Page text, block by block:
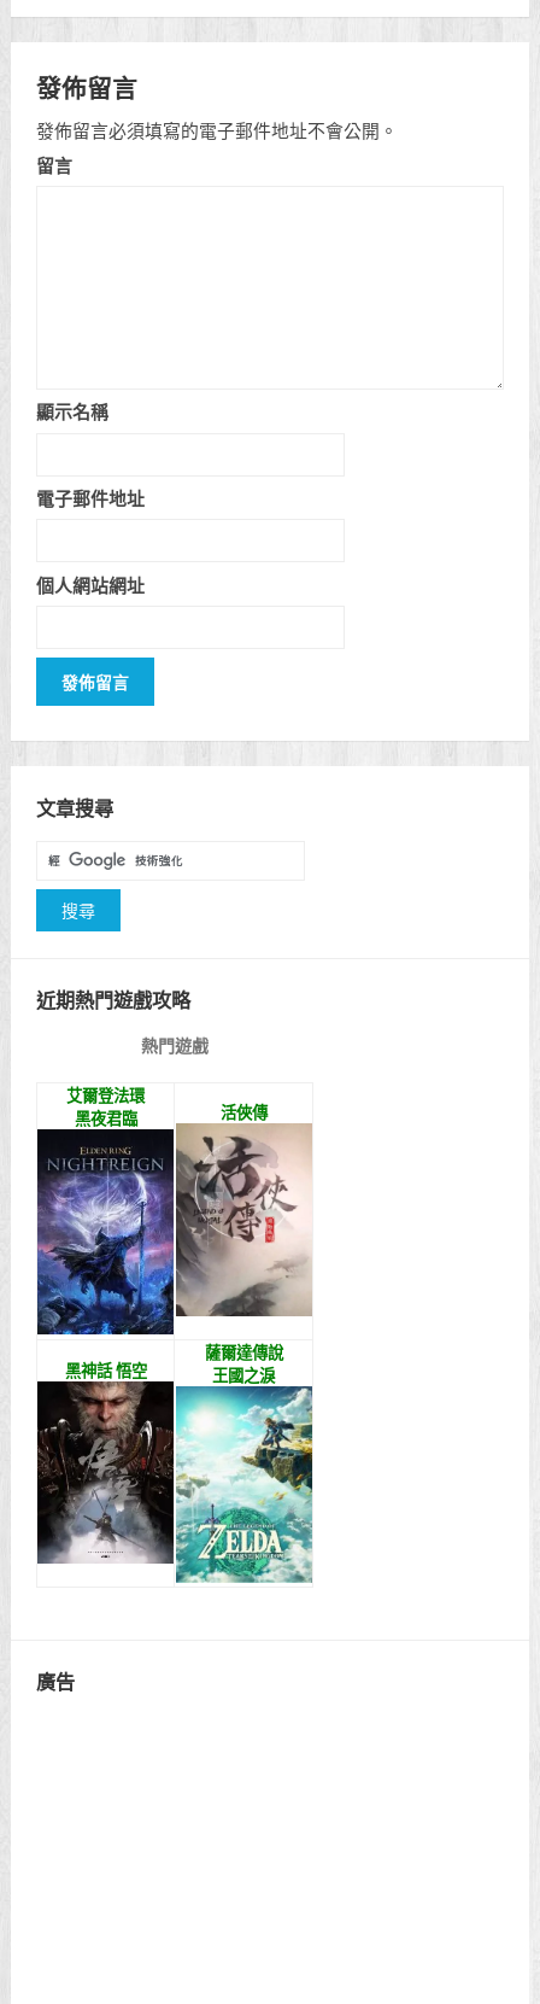
發佈留言
發佈留言必須填寫的電子郵件地址不會公開。
留言
顯示名稱
電子郵件地址
個人網站網址
文章搜尋
近期熱門遊戲攻略
熱門遊戲
艾爾登法環
黑夜君臨
活俠傳
黑神話 悟空
薩爾達傳說
王國之淚
廣告